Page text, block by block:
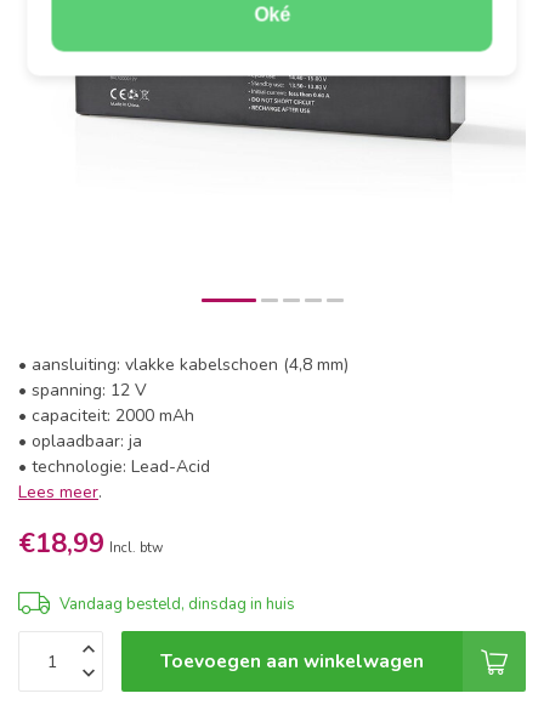
Oké
• aansluiting: vlakke kabelschoen (4,8 mm)
• spanning: 12 V
• capaciteit: 2000 mAh
• oplaadbaar: ja
• technologie: Lead-Acid
Lees meer.
€18,99 Incl. btw
Vandaag besteld, dinsdag in huis
Toevoegen aan winkelwagen